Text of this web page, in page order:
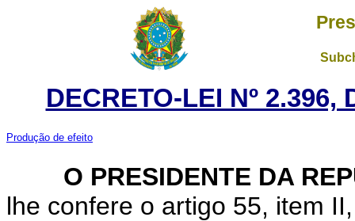
DECRETO-LEI Nº 2.396,
Produção de efeito
O PRESIDENTE DA
lhe confere o artigo 55, item